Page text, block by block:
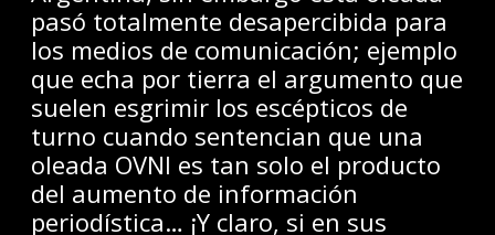
pasó totalmente desapercibida para
los medios de comunicación; ejemplo
que echa por tierra el argumento que
suelen esgrimir los escépticos de
turno cuando sentencian que una
oleada OVNI es tan solo el producto
del aumento de información
periodística… ¡Y claro, si en sus